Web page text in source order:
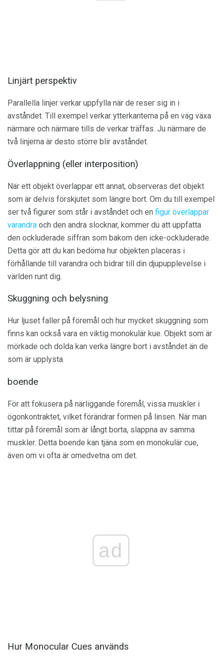
Linjärt perspektiv
Parallella linjer verkar uppfylla när de reser sig in i
avståndet. Till exempel verkar ytterkanterna på en väg växa
närmare och närmare tills de verkar träffas. Ju närmare de
två linjerna är desto större blir avståndet.
Överlappning (eller interposition)
När ett objekt överlappar ett annat, observeras det objekt
som är delvis förskjutet som längre bort. Om du till exempel
ser två figurer som står i avståndet och en figur överlappar
varandra och den andra slocknar, kommer du att uppfatta
den ockluderade siffran som bakom den icke-ockluderade.
Detta gör att du kan bedöma hur objekten placeras i
förhållande till varandra och bidrar till din djupupplevelse i
världen runt dig.
Skuggning och belysning
Hur ljuset faller på föremål och hur mycket skuggning som
finns kan också vara en viktig monokulär kue. Objekt som är
mörkade och dolda kan verka längre bort i avståndet än de
som är upplysta.
boende
För att fokusera på närliggande föremål, vissa muskler i
ögonkontraktet, vilket förändrar formen på linsen. När man
tittar på föremål som är långt borta, slappna av samma
muskler. Detta boende kan tjäna som en monokulär cue,
även om vi ofta är omedvetna om det.
ad
Hur Monocular Cues används